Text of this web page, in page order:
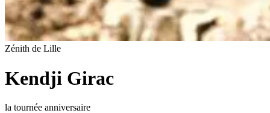
Zénith de Lille
Kendji Girac
la tournée anniversaire